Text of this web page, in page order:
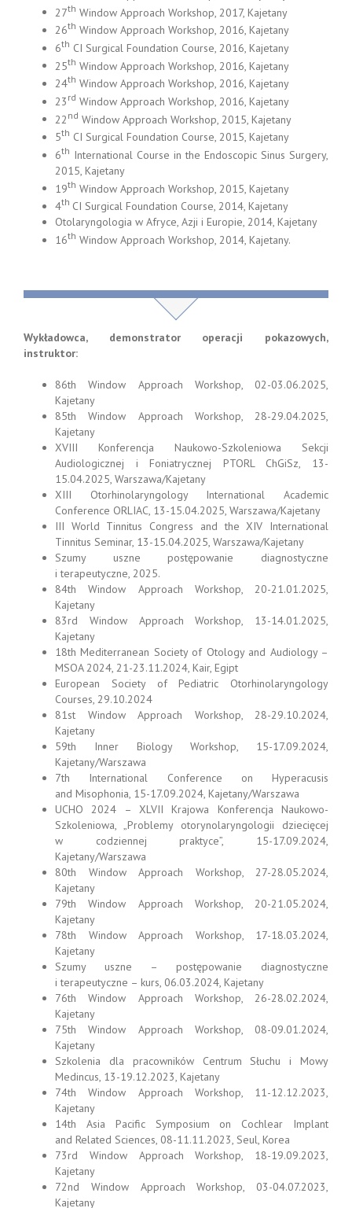
27th Window Approach Workshop, 2017, Kajetany
26th Window Approach Workshop, 2016, Kajetany
6th CI Surgical Foundation Course, 2016, Kajetany
25th Window Approach Workshop, 2016, Kajetany
24th Window Approach Workshop, 2016, Kajetany
23 rd Window Approach Workshop, 2016, Kajetany
22 nd Window Approach Workshop, 2015, Kajetany
5th CI Surgical Foundation Course, 2015, Kajetany
6th International Course in the Endoscopic Sinus Surgery,
2015, Kajetany
19th Window Approach Workshop, 2015, Kajetany
4th CI Surgical Foundation Course, 2014, Kajetany
Otolaryngologia w Afryce, Azji i Europie, 2014, Kajetany
16th Window Approach Workshop, 2014, Kajetany.
Wykładowca, demonstrator operacji pokazowych,
instruktor:
86th Window Approach Workshop, 02-03.06.2025,
Kajetany
85th Window Approach Workshop, 28-29.04.2025,
Kajetany
XVIII Konferencja Naukowo-Szkoleniowa Sekcji
Audiologicznej i Foniatrycznej PTORL ChGiSz, 13-
15.04.2025, Warszawa/Kajetany
XIII Otorhinolaryngology International Academic
Conference ORLIAC, 13-15.04.2025, Warszawa/Kajetany
III World Tinnitus Congress and the XIV International
Tinnitus Seminar, 13-15.04.2025, Warszawa/Kajetany
Szumy uszne postępowanie diagnostyczne
i terapeutyczne, 2025.
84th Window Approach Workshop, 20-21.01.2025,
Kajetany
83rd Window Approach Workshop, 13-14.01.2025,
Kajetany
18th Mediterranean Society of Otology and Audiology –
MSOA 2024, 21-23.11.2024, Kair, Egipt
European Society of Pediatric Otorhinolaryngology
Courses, 29.10.2024
81st Window Approach Workshop, 28-29.10.2024,
Kajetany
59th Inner Biology Workshop, 15-17.09.2024,
Kajetany/Warszawa
7th International Conference on Hyperacusis
and Misophonia, 15-17.09.2024, Kajetany/Warszawa
UCHO 2024 – XLVII Krajowa Konferencja Naukowo-
Szkoleniowa, „Problemy otorynolaryngologii dziecięcej
w codziennej praktyce”, 15-17.09.2024,
Kajetany/Warszawa
80th Window Approach Workshop, 27-28.05.2024,
Kajetany
79th Window Approach Workshop, 20-21.05.2024,
Kajetany
78th Window Approach Workshop, 17-18.03.2024,
Kajetany
Szumy uszne – postępowanie diagnostyczne
i terapeutyczne – kurs, 06.03.2024, Kajetany
76th Window Approach Workshop, 26-28.02.2024,
Kajetany
75th Window Approach Workshop, 08-09.01.2024,
Kajetany
Szkolenia dla pracowników Centrum Słuchu i Mowy
Medincus, 13-19.12.2023, Kajetany
74th Window Approach Workshop, 11-12.12.2023,
Kajetany
14th Asia Pacific Symposium on Cochlear Implant
and Related Sciences, 08-11.11.2023, Seul, Korea
73rd Window Approach Workshop, 18-19.09.2023,
Kajetany
72nd Window Approach Workshop, 03-04.07.2023,
Kajetany